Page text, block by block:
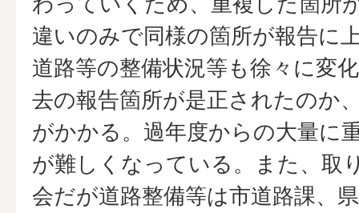
違いのみで同様の箇所が報告に
道路等の整備状況等も徐々に変
去の報告箇所が是正されたのか
がかかる。過年度からの大量に
が難しくなっている。また、取
会だが道路整備等は市道路課、